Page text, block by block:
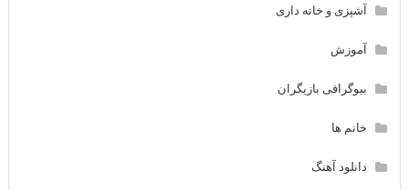
آشپزی و خانه داری
آموزش
بیوگرافی بازیگران
خانم ها
دانلود آهنگ